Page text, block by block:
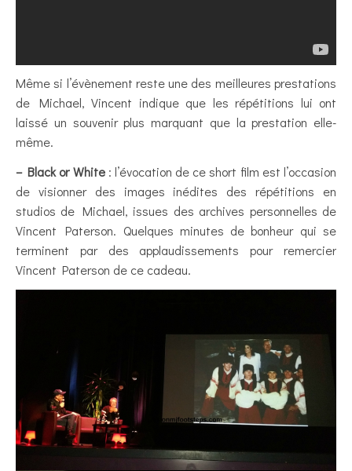
Même si l’évènement reste une des meilleures prestations
de Michael, Vincent indique que les répétitions lui ont
laissé un souvenir plus marquant que la prestation elle-
même.
– Black or White: l’évocation de ce short film est l’occasion
de visionner des images inédites des répétitions en
studios de Michael, issues des archives personnelles de
Vincent Paterson. Quelques minutes de bonheur qui se
terminent par des applaudissements pour remercier
Vincent Paterson de ce cadeau.